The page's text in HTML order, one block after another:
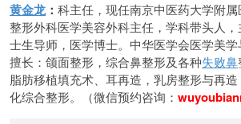
黄金龙： 科主任，现任南京中医药大学附
整形外科医学美容外科主任，学科带头人
士生导师，医学博士。中华医学会医学美学
擅长：颌面整形，综合鼻整形及各种失败鼻
脂肪移植填充术、耳再造，乳房整形与再
化综合整形。（微信预约咨询：